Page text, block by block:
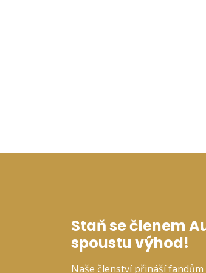
Staň se členem
spoustu výhod!
Naše členství přináší